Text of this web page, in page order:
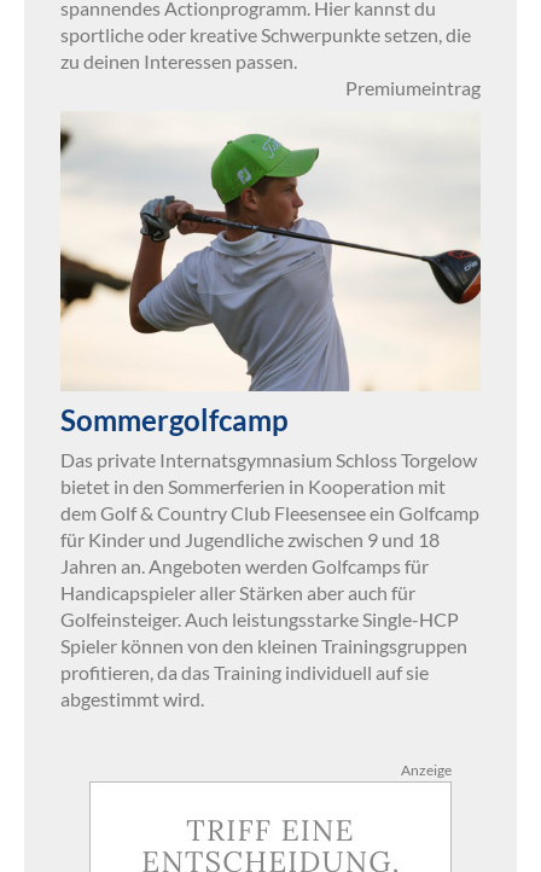
spannendes Actionprogramm. Hier kannst du
sportliche oder kreative Schwerpunkte setzen, die
zu deinen Interessen passen.
Premiumeintrag
Sommergolfcamp
Das private Internatsgymnasium Schloss Torgelow
bietet in den Sommerferien in Kooperation mit
dem Golf & Country Club Fleesensee ein Golfcamp
für Kinder und Jugendliche zwischen 9 und 18
Jahren an. Angeboten werden Golfcamps für
Handicapspieler aller Stärken aber auch für
Golfeinsteiger. Auch leistungsstarke Single-HCP
Spieler können von den kleinen Trainingsgruppen
profitieren, da das Training individuell auf sie
abgestimmt wird.
Anzeige